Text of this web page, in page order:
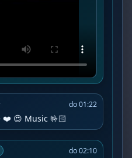
do 01:22
❤️ 😍 Music 🤟🏻
do 02:10